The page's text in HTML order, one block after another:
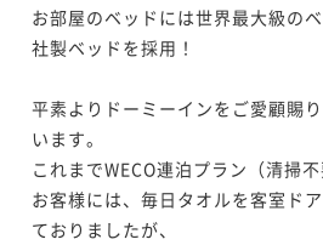
お部屋のベッドには世界最大級の
社製ベッドを採用！
平素よりドーミーインをご愛顧賜
います。
これまでWECO連泊プラン（清掃
お客様には、毎日タオルを客室ド
ておりましたが、